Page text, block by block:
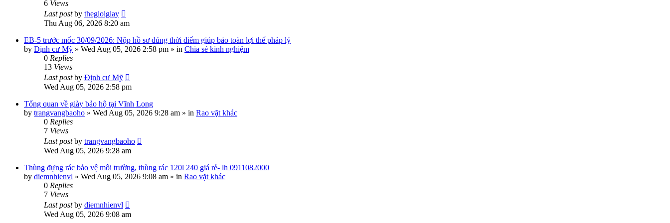
6 Views
Last postby thegioigiay
Thu Aug 06, 2026 8:20 am
EB-5 trước mốc 30/09/2026: Nộp hồ sơ đúng thời điểm giúp bảo toàn lợi thế pháp lý
by Định cư Mỹ » Wed Aug 05, 2026 2:58 pm » in Chia sẻ kinh nghiệm
0 Replies
13 Views
Last postby Định cư Mỹ
Wed Aug 05, 2026 2:58 pm
Tổng quan về giày bảo hộ tại Vĩnh Long
by trangvangbaoho » Wed Aug 05, 2026 9:28 am » in Rao vặt khác
0 Replies
7 Views
Last postby trangvangbaoho
Wed Aug 05, 2026 9:28 am
Thùng đựng rác bảo vệ môi trường, thùng rác 120l 240 giá rẻ- lh 0911082000
by diemnhienvl » Wed Aug 05, 2026 9:08 am » in Rao vặt khác
0 Replies
7 Views
Last postby diemnhienvl
Wed Aug 05, 2026 9:08 am